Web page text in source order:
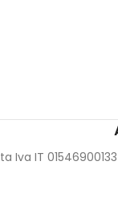
Iva IT